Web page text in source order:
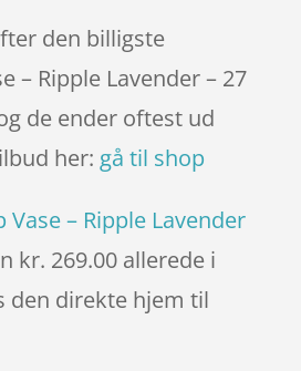
den billigste
– Ripple Lavender – 27
de ender oftest ud
her: gå til shop
Vase – Ripple Lavender
kr. 269.00 allerede i
den direkte hjem til